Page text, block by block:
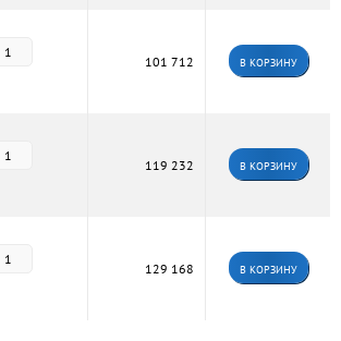
101 712 В КОРЗИНУ
119 232 В КОРЗИНУ
129 168 В КОРЗИНУ